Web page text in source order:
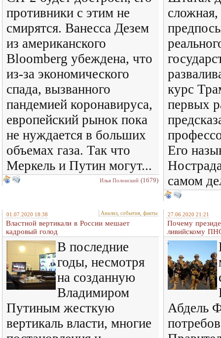
противники с этим не
смирятся. Ванесса Дезем
из американского
Bloomberg убеждена, что
из-за экономического
спада, вызванного
пандемией коронавируса,
европейский рынок пока
не нуждается в больших
объемах газа. Так что
Меркель и Путин могут...
Илья Полонский (1679)
курс
первых
Его
самом
01.07.2020 18:38 Анализ, события, факты
Властной вертикали в России мешает
кадровый голод
В последние
годы, несмотря
на созданную
Владимиром
Путиным жесткую
вертикаль власти, многие
27.06.2020 21:21
Почему
ливийскому
Абдель